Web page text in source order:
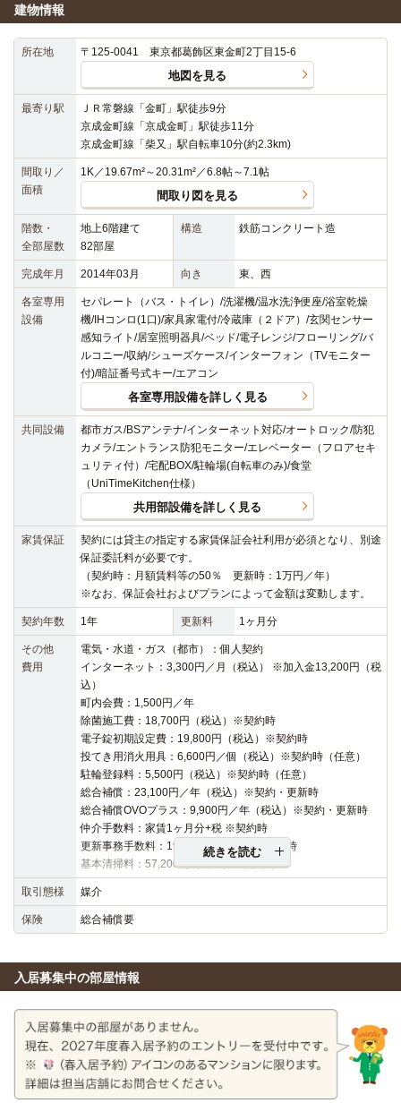
建物情報
所在地 〒125-0041 東京都葛飾区東金町2丁目15-6
地図を見る
最寄り駅
ＪＲ常磐線「金町」駅徒歩9分
京成金町線「京成金町」駅徒歩11分
京成金町線「柴又」駅自転車10分(約2.3km)
間取り／
面積
1K／19.67m²～20.31m²／6.8帖～7.1帖
間取り図を見る
階数・
全部屋数
地上6階建て
82部屋
構造 鉄筋コンクリート造
完成年月 2014年03月 向き 東、西
各室専用
設備
セパレート（バス・トイレ）/洗濯機/温水洗浄便座/浴室乾燥
機/IHコンロ(1口)/家具家電付/冷蔵庫（２ドア）/玄関センサー
感知ライト/居室照明器具/ベッド/電子レンジ/フローリング/バ
ルコニー/収納/シューズケース/インターフォン（TVモニター
付)/暗証番号式キー/エアコン
各室専用設備を詳しく見る
共同設備
都市ガス/BSアンテナ/インターネット対応/オートロック/防犯
カメラ/エントランス防犯モニター/エレベーター（フロアセキ
ュリティ付）/宅配BOX/駐輪場(自転車のみ)/食堂
（UniTimeKitchen仕様）
共用部設備を詳しく見る
家賃保証
契約には貸主の指定する家賃保証会社利用が必須となり、別途
保証委託料が必要です。
（契約時：月額賃料等の50％ 更新時：1万円／年）
※なお、保証会社およびプランによって金額は変動します。
契約年数 1年 更新料 1ヶ月分
その他
費用
電気・水道・ガス（都市）：個人契約
インターネット：3,300円／月（税込） ※加入金13,200円（税
込）
町内会費：1,500円／年
除菌施工費：18,700円（税込）※契約時
電子錠初期設定費：19,800円（税込）※契約時
投てき用消火用具：6,600円／個（税込）※契約時（任意）
駐輪登録料：5,500円（税込）※契約時（任意）
総合補償：23,100円／年（税込）※契約・更新時
総合補償OVOプラス：9,900円／年（税込）※契約・更新時
仲介手数料：家賃1ヶ月分+税 ※契約時
更新事務手数料：19,800円（税込）※更新時
基本清掃料：57,200円（税込）※契約時
続きを読む
取引態様 媒介
保険 総合補償要
入居募集中の部屋情報